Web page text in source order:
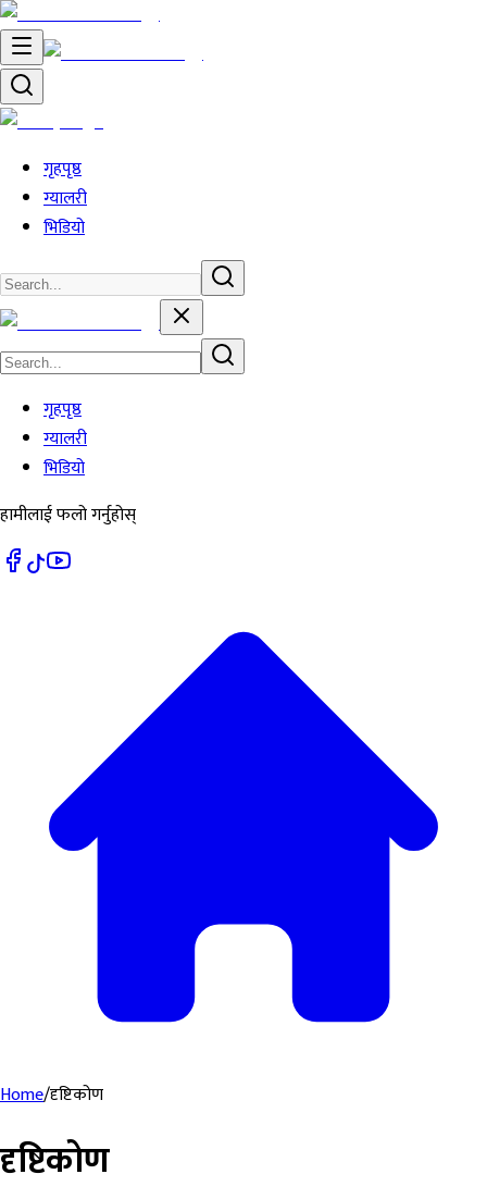
गृहपृष्ठ
ग्यालरी
भिडियो
गृहपृष्ठ
ग्यालरी
भिडियो
हामीलाई फलो गर्नुहोस्
Home/दृष्टिकोण
दृष्टिकोण